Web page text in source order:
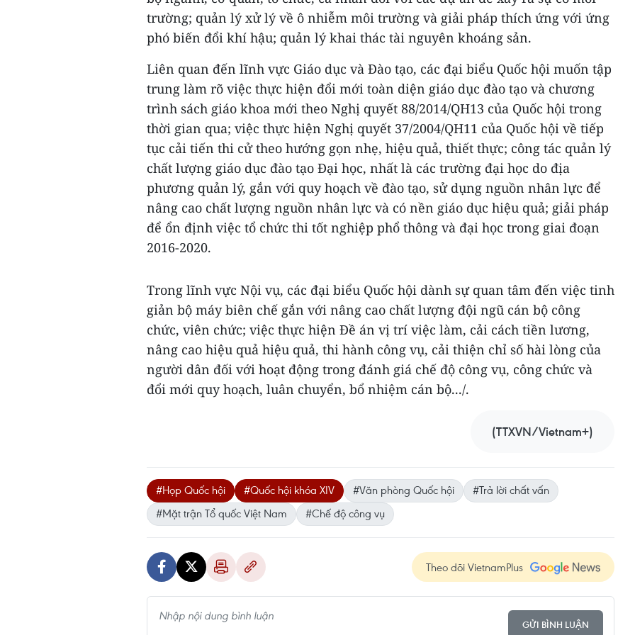
trường; quản lý xử lý về ô nhiễm môi trường và giải pháp thích ứng với ứng
phó biến đổi khí hậu; quản lý khai thác tài nguyên khoáng sản.
Liên quan đến lĩnh vực Giáo dục và Đào tạo, các đại biểu Quốc hội muốn tập
trung làm rõ việc thực hiện đổi mới toàn diện giáo dục đào tạo và chương
trình sách giáo khoa mới theo Nghị quyết 88/2014/QH13 của Quốc hội trong
thời gian qua; việc thực hiện Nghị quyết 37/2004/QH11 của Quốc hội về tiếp
tục cải tiến thi cử theo hướng gọn nhẹ, hiệu quả, thiết thực; công tác quản lý
chất lượng giáo dục đào tạo Đại học, nhất là các trường đại học do địa
phương quản lý, gắn với quy hoạch về đào tạo, sử dụng nguồn nhân lực để
nâng cao chất lượng nguồn nhân lực và có nền giáo dục hiệu quả; giải pháp
để ổn định việc tổ chức thi tốt nghiệp phổ thông và đại học trong giai đoạn
2016-2020.
Trong lĩnh vực Nội vụ, các đại biểu Quốc hội dành sự quan tâm đến việc tinh
giản bộ máy biên chế gắn với nâng cao chất lượng đội ngũ cán bộ công
chức, viên chức; việc thực hiện Đề án vị trí việc làm, cải cách tiền lương,
nâng cao hiệu quả hiệu quả, thi hành công vụ, cải thiện chỉ số hài lòng của
người dân đối với hoạt động trong đánh giá chế độ công vụ, công chức và
đổi mới quy hoạch, luân chuyển, bổ nhiệm cán bộ.../.
(TTXVN/Vietnam+)
#Họp Quốc hội #Quốc hội khóa XIV #Văn phòng Quốc hội
#Trả lời chất vấn
#Mặt trận Tổ quốc Việt Nam
#Chế độ công vụ
Theo dõi VietnamPlus
GỬI BÌNH LUẬN